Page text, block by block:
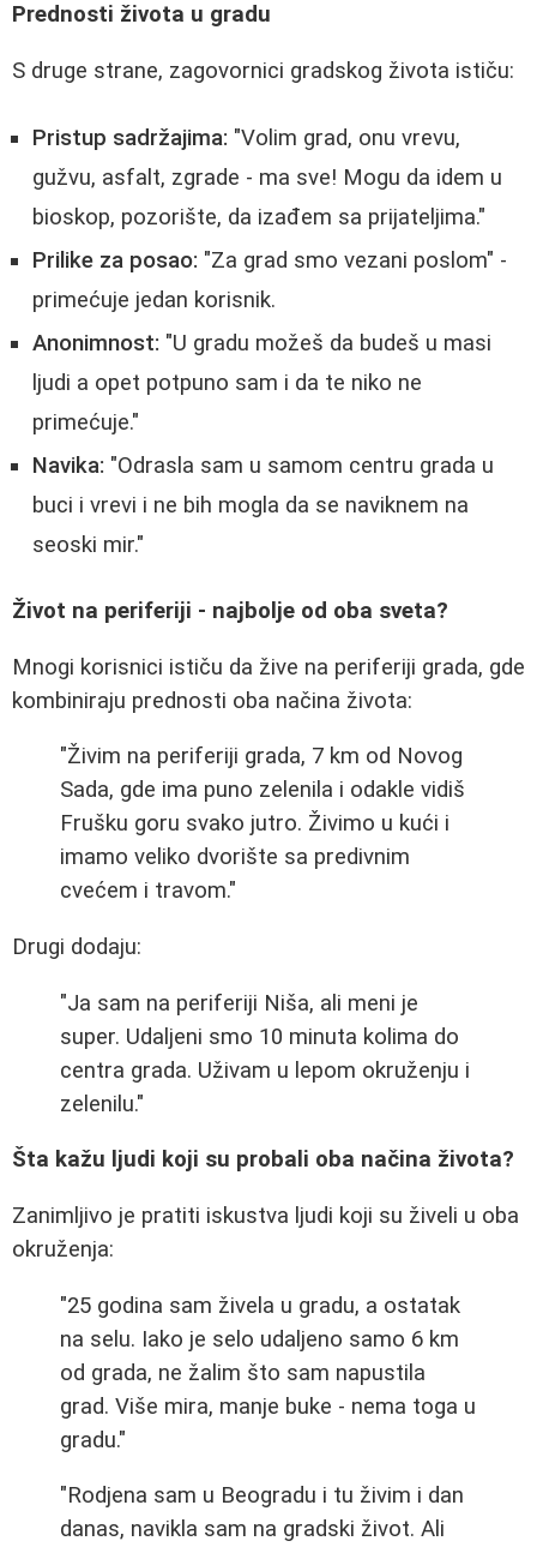
Prednosti života u gradu
S druge strane, zagovornici gradskog života ističu:
Pristup sadržajima: "Volim grad, onu vrevu,
gužvu, asfalt, zgrade - ma sve! Mogu da idem u
bioskop, pozorište, da izađem sa prijateljima."
Prilike za posao: "Za grad smo vezani poslom" -
primećuje jedan korisnik.
Anonimnost: "U gradu možeš da budeš u masi
ljudi a opet potpuno sam i da te niko ne
primećuje."
Navika: "Odrasla sam u samom centru grada u
buci i vrevi i ne bih mogla da se naviknem na
seoski mir."
Život na periferiji - najbolje od oba sveta?
Mnogi korisnici ističu da žive na periferiji grada, gde
kombiniraju prednosti oba načina života:
"Živim na periferiji grada, 7 km od Novog
Sada, gde ima puno zelenila i odakle vidiš
Frušku goru svako jutro. Živimo u kući i
imamo veliko dvorište sa predivnim
cvećem i travom."
Drugi dodaju:
"Ja sam na periferiji Niša, ali meni je
super. Udaljeni smo 10 minuta kolima do
centra grada. Uživam u lepom okruženju i
zelenilu."
Šta kažu ljudi koji su probali oba načina života?
Zanimljivo je pratiti iskustva ljudi koji su živeli u oba
okruženja:
"25 godina sam živela u gradu, a ostatak
na selu. Iako je selo udaljeno samo 6 km
od grada, ne žalim što sam napustila
grad. Više mira, manje buke - nema toga u
gradu."
"Rodjena sam u Beogradu i tu živim i dan
danas, navikla sam na gradski život. Ali